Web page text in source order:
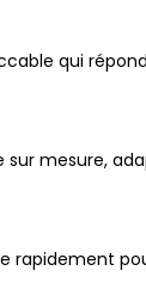
qui
sur mesure,
rapidement